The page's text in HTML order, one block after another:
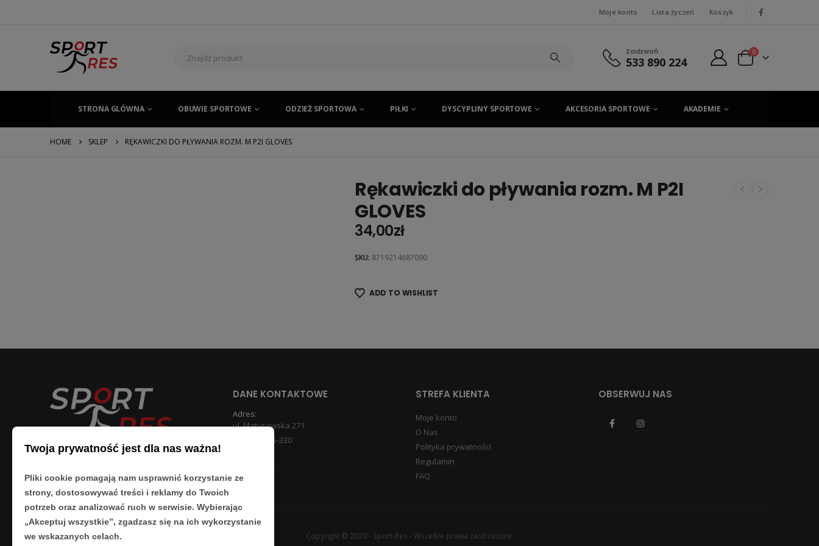
Moje konto Lista życzeń Koszyk
Zadzwoń
533 890 224
0
STRONA GLÓWNA OBUWIE SPORTOWE ODZIEŻ SPORTOWA PIŁKI DYSCYPLINY SPORTOWE AKCESORIA SPORTOWE AKADEMIE
HOME SKLEP RĘKAWICZKI DO PŁYWANIA ROZM. M P2I GLOVES
Rękawiczki do pływania rozm. M P2I
GLOVES
34,00zł
SKU: 8719214687090
ADD TO WISHLIST
DANE KONTAKTOWE
Adres:
ul. Matysowska 271
Rzeszów 35-330
533 890 224
STREFA KLIENTA
Moje konto
O Nas
Polityka prywatności
Regulamin
FAQ
OBSERWUJ NAS
Copyright © 2020 - Sport-Res - Wszelkie prawa zastrzeżone.
Twoja prywatność jest dla nas ważna!
Pliki cookie pomagają nam usprawnić korzystanie ze
strony, dostosowywać treści i reklamy do Twoich
potrzeb oraz analizować ruch w serwisie. Wybierając
„Akceptuj wszystkie”, zgadzasz się na ich wykorzystanie
we wskazanych celach.